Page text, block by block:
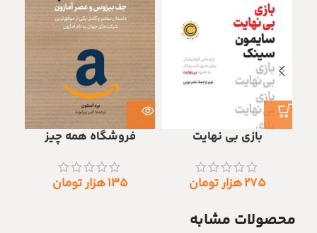
بازی بی نهایت
۲۷۵هزار تومان
فروشگاه همه چیز
۱۳۵هزار تومان
محصولات مشابه